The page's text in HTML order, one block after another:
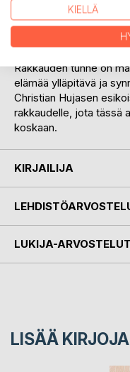
Rakkausrunoja hänelle
rakkauden kasvutarina
Runot kuvastavat niitä
Rakkauden tunne on
elämää ylläpitävä ja
Christian Hujasen
rakkaudelle, jota tässä
koskaan.
KIRJAILIJA
LUKIJA-ARVOSTELUT
LISÄÄ
KIELLÄ